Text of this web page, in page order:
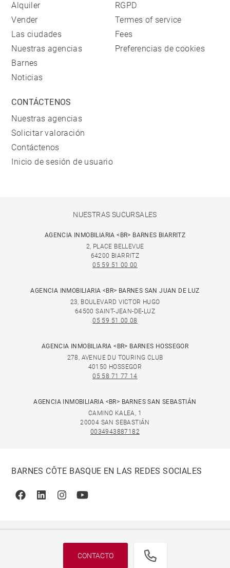
CONTACTO
Alquiler
Vender
Las ciudades
Nuestras agencias
Barnes
Noticias
RGPD
Termes of service
Fees
Preferencias de cookies
CONTÁCTENOS
Nuestras agencias
Solicitar valoración
Contáctenos
Inicio de sesión de usuario
NUESTRAS SUCURSALES
AGENCIA INMOBILIARIA <BR> BARNES BIARRITZ
2, PLACE BELLEVUE
64200 BIARRITZ
05 59 51 00 00
AGENCIA INMOBILIARIA <BR> BARNES SAN JUAN DE LUZ
23, BOULEVARD VICTOR HUGO
64500 SAINT-JEAN-DE-LUZ
05 59 51 00 08
AGENCIA INMOBILIARIA <BR> BARNES HOSSEGOR
278, AVENUE DU TOURING CLUB
40150 HOSSEGOR
05 58 71 77 14
AGENCIA INMOBILIARIA <BR> BARNES SAN SEBASTIÁN
CAMINO KALEA, 1
20004 SAN SEBASTIÁN
0034943887182
BARNES CÔTE BASQUE EN LAS REDES SOCIALES
FacebookLinkedinInstagramYoutube
© 2026 BARNES, INTERNATIONAL REALTY - BARNES